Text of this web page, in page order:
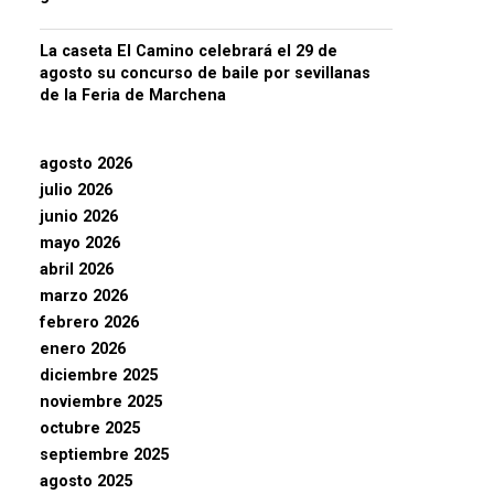
La caseta El Camino celebrará el 29 de
agosto su concurso de baile por sevillanas
de la Feria de Marchena
agosto 2026
julio 2026
junio 2026
mayo 2026
abril 2026
marzo 2026
febrero 2026
enero 2026
diciembre 2025
noviembre 2025
octubre 2025
septiembre 2025
agosto 2025